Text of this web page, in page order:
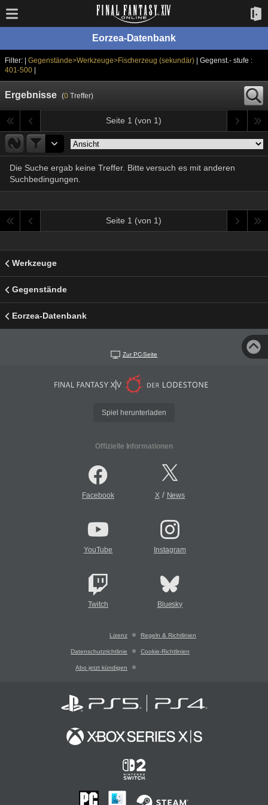
Eorzea-Datenbank
Filter: | Gegenstände>Werkzeuge>Fischerzeug (sekundär)
| Gegenst.- stufe :
401-500|
Ergebnisse (0Treffer)
Seite 1 (von 1)
Die Suche ergab keine Treffer. Bitte versuch es mit anderen
Suchbedingungen.
Seite 1 (von 1)
Werkzeuge
Gegenstände
Eorzea-Datenbank
Zur PC-Seite
Spiel herunterladen
Offizielle Informationen
Facebook X/ News
YouTube Instagram
Twitch Bluesky
Lizenz Regeln & Richtlinien
Datenschutzrichtlinie Cookie-Richtlinien
Abo jetzt kündigen